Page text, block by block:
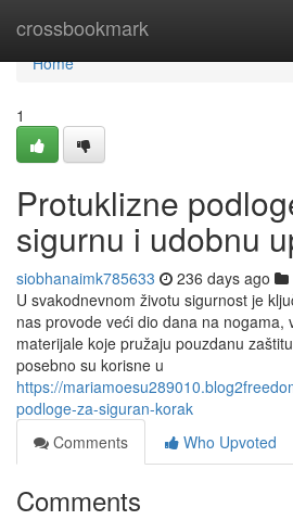
crossbookmark
Home
Home
1
Protuklizne
sigurnu i udobnu
siobhanaimk785633 236 days ago
U svakodnevnom životu sigurnost je
nas provode veći dio dana na nogama,
materijale koje pružaju pouzdanu
posebno su korisne u
https://
podloge-za-siguran-korak
Comments
Who Upvoted
Comments